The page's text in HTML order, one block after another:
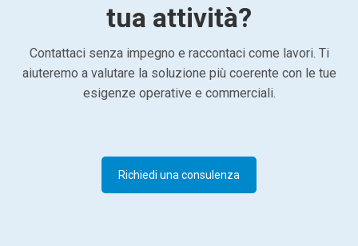
tua attività?
Contattaci senza impegno e raccontaci come lavori. Ti
aiuteremo a valutare la soluzione più coerente con le tue
esigenze operative e commerciali.
Richiedi una consulenza